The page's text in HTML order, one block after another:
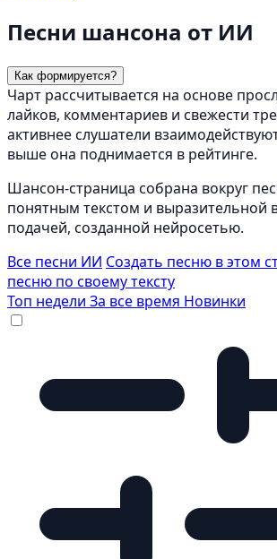
Песни шансона от ИИ
Как формируется?
Чарт рассчитывается на основе
лайков, комментариев и свежести
активнее слушатели
выше она поднимается в рейтинге.
Шансон-страница собрана вокруг
понятным текстом и выразительной
подачей, созданной нейросетью.
Все песни ИИ Создать песню в этом
песню по своему тексту
Топ недели За все время Новинки